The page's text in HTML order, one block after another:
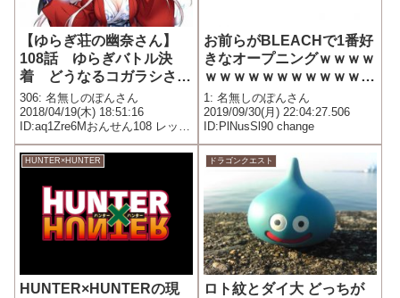
【ゆらぎ荘の幽奈さん】
108話 ゆらぎバトル決
着 どうなるコガラシさ
ん・・・！【ネタバレ】
306: 名無しのぽんさん
2018/04/19(木) 18:51:16
ID:aq1Zre6Mおんせん108 レッツ
ファイト！ゆらぎ荘③かるらの
攻撃を受け、下半身から脱がさ
れた千紗希がこゆずに頼った結
果DX千紗希ちゃんマンとなった
千紗希に...
お前らがBLEACHで1番好
きなオープニングｗｗｗｗ
ｗｗｗｗｗｗｗｗｗｗｗｗ
ｗｗｗｗｗｗｗｗｗ
1: 名無しのぽんさん
2019/09/30(月) 22:04:27.506
ID:PlNusSl90 change
HUNTER×HUNTER
HUNTER×HUNTERの現
ドラゴンクエスト
ロト紋とダイ大 どっちが